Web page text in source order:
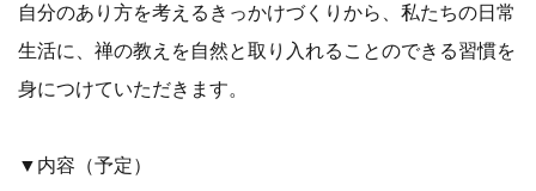
自分のあり方を考えるきっかけづくりから、私たちの日常
生活に、禅の教えを自然と取り入れることのできる習慣を
身につけていただきます。
▼内容（予定）